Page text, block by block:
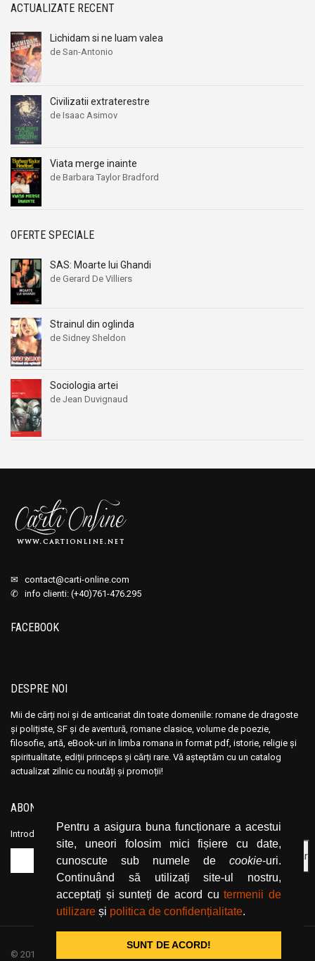
Pentru a asigura buna funcționare a acestui
site, uneori folosim mici fișiere cu date,
cunoscute sub numele de cookie-uri.
Continuând să utilizați site-ul nostru,
acceptați și sunteți de acord cutermenii de
utilizare și politica de confidențialitate.
SUNT DE ACORD!
ACTUALIZATE RECENT
Lichidam si ne luam valea
de San-Antonio
Civilizatii extraterestre
de Isaac Asimov
Viata merge inainte
de Barbara Taylor Bradford
OFERTE SPECIALE
SAS: Moarte lui Ghandi
de Gerard De Villiers
Strainul din oglinda
de Sidney Sheldon
Sociologia artei
de Jean Duvignaud
✉ contact@carti-online.com
✆ info clienti: (+40)761-476.295
FACEBOOK
DESPRE NOI
Mii de cărți noi și de anticariat din toate domeniile: romane de dragoste
și polițiste, SF și de aventură, romane clasice, volume de poezie,
filosofie, artă, eBook-uri in limba romana in format pdf, istorie, religie și
spiritualitate, ediții princeps și cărți rare. Vă așteptăm cu un catalog
actualizat zilnic cu noutăți și promoții!
ABONEAZĂ-TE LA NEWSLETTER
Introduceți adresa dvs. de email și dați click pe butonul de abonare.
© 2019